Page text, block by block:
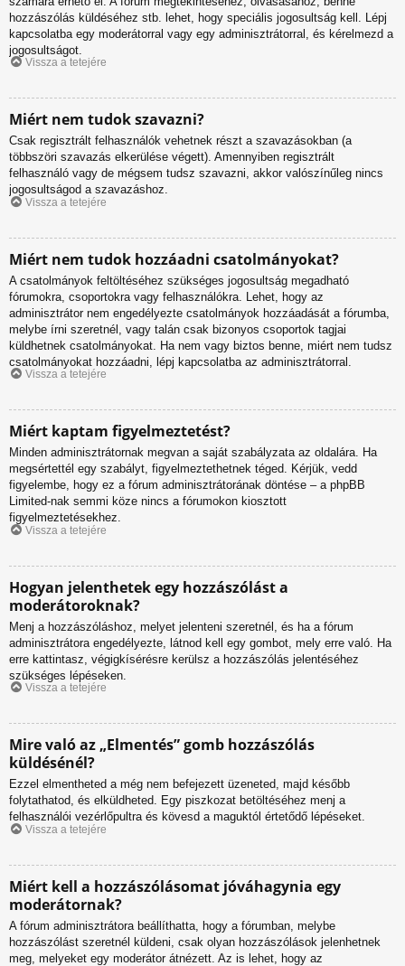
hozzászólás küldéséhez stb. lehet, hogy speciális jogosultság kell. Lépj
kapcsolatba egy moderátorral vagy egy adminisztrátorral, és kérelmezd a
jogosultságot.
Vissza a tetejére
Miért nem tudok szavazni?
Csak regisztrált felhasználók vehetnek részt a szavazásokban (a
többszöri szavazás elkerülése végett). Amennyiben regisztrált
felhasználó vagy de mégsem tudsz szavazni, akkor valószínűleg nincs
jogosultságod a szavazáshoz.
Vissza a tetejére
Miért nem tudok hozzáadni csatolmányokat?
A csatolmányok feltöltéséhez szükséges jogosultság megadható
fórumokra, csoportokra vagy felhasználókra. Lehet, hogy az
adminisztrátor nem engedélyezte csatolmányok hozzáadását a fórumba,
melybe írni szeretnél, vagy talán csak bizonyos csoportok tagjai
küldhetnek csatolmányokat. Ha nem vagy biztos benne, miért nem tudsz
csatolmányokat hozzáadni, lépj kapcsolatba az adminisztrátorral.
Vissza a tetejére
Miért kaptam figyelmeztetést?
Minden adminisztrátornak megvan a saját szabályzata az oldalára. Ha
megsértettél egy szabályt, figyelmeztethetnek téged. Kérjük, vedd
figyelembe, hogy ez a fórum adminisztrátorának döntése – a phpBB
Limited-nak semmi köze nincs a fórumokon kiosztott
figyelmeztetésekhez.
Vissza a tetejére
Hogyan jelenthetek egy hozzászólást a
moderátoroknak?
Menj a hozzászóláshoz, melyet jelenteni szeretnél, és ha a fórum
adminisztrátora engedélyezte, látnod kell egy gombot, mely erre való. Ha
erre kattintasz, végigkísérésre kerülsz a hozzászólás jelentéséhez
szükséges lépéseken.
Vissza a tetejére
Mire való az „Elmentés” gomb hozzászólás
küldésénél?
Ezzel elmentheted a még nem befejezett üzeneted, majd később
folytathatod, és elküldheted. Egy piszkozat betöltéséhez menj a
felhasználói vezérlőpultra és kövesd a maguktól értetődő lépéseket.
Vissza a tetejére
Miért kell a hozzászólásomat jóváhagynia egy
moderátornak?
A fórum adminisztrátora beállíthatta, hogy a fórumban, melybe
hozzászólást szeretnél küldeni, csak olyan hozzászólások jelenhetnek
meg, melyeket egy moderátor átnézett. Az is lehet, hogy az